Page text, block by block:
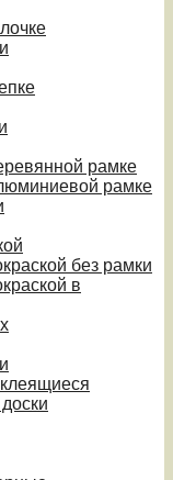
рамке
рамке
без рамки
в